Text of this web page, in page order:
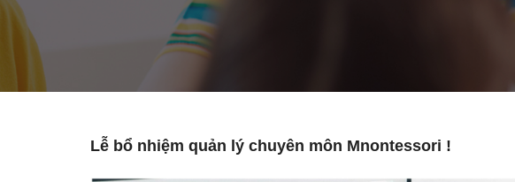
Lễ bổ nhiệm quản lý chuyên môn Mnontessori !